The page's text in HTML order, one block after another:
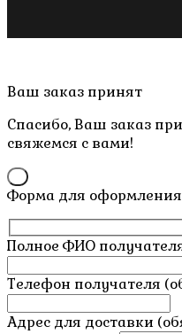
Пролистать
Ваш заказ принят
Спасибо, Ваш заказ
свяжемся с вами!
Форма для оформления
Полное ФИО
Телефон получателя
Адрес для доставки